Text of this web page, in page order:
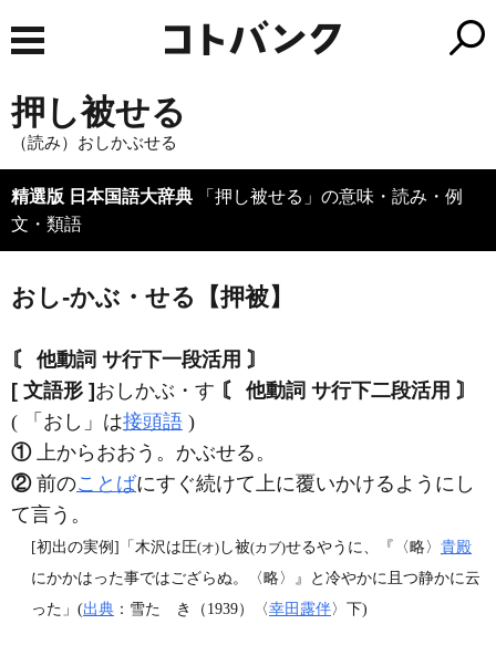
押し被せる
（読み）おしかぶせる
精選版 日本国語大辞典 「押し被せる」の意味・読み・例
文・類語
おし‐かぶ・せる【押被】
〘 他動詞 サ行下一段活用 〙
[ 文語形 ] おしかぶ・す 〘 他動詞 サ行下二段活用 〙
( 「おし」は接頭語 )
①上からおおう。かぶせる。
②前のことばにすぐ続けて上に覆いかけるようにし
て言う。
[初出の実例]「木沢は圧(オ) し被(カブ)せるやうに、『〈略〉 貴殿
にかかはった事ではござらぬ。〈略〉』と冷やかに且つ静かに云
った」(出典 ：雪たゝき（1939）〈幸田露伴〉下)